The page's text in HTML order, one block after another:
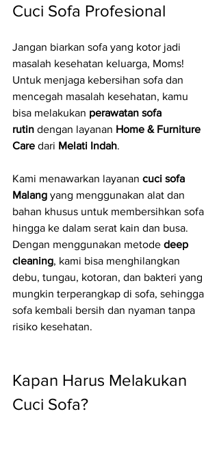
Cuci Sofa Profesional
Jangan biarkan sofa yang kotor jadi
masalah kesehatan keluarga, Moms!
Untuk menjaga kebersihan sofa dan
mencegah masalah kesehatan, kamu
bisa melakukan perawatan sofa
rutin dengan layanan Home & Furniture
Care dari Melati Indah.
Kami menawarkan layanan cuci sofa
Malang yang menggunakan alat dan
bahan khusus untuk membersihkan sofa
hingga ke dalam serat kain dan busa.
Dengan menggunakan metode deep
cleaning, kami bisa menghilangkan
debu, tungau, kotoran, dan bakteri yang
mungkin terperangkap di sofa, sehingga
sofa kembali bersih dan nyaman tanpa
risiko kesehatan.
Kapan Harus Melakukan
Cuci Sofa?